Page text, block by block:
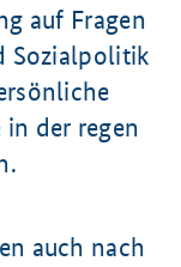
auf Fragen
Sozialpolitik
der regen
auch nach